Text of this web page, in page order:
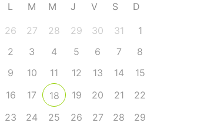
L M M J V S D
26 27 28 29 30 31
1
2
3 4 5 6 7
8
9
10 11 12 13 14
15
16
17 18 19 20 21
22
23
24 25 26 27 28
29